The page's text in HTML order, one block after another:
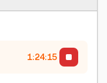
1:24:15